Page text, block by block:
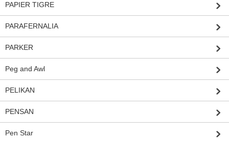
PAPIER TIGRE
PARAFERNALIA
PARKER
Peg and Awl
PELIKAN
PENSAN
Pen Star